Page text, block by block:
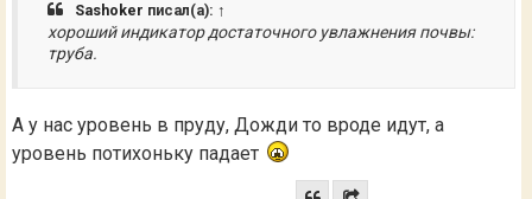
Sashoker писал(а): ↑
хороший индикатор достаточного увлажнения почвы:
труба.
А у нас уровень в пруду, Дожди то вроде идут, а
уровень потихоньку падает